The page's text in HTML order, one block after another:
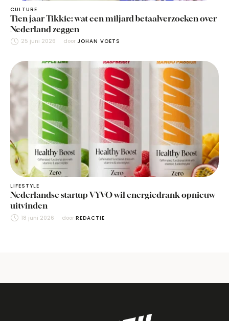
CULTURE
Tien jaar Tikkie: wat een miljard betaalverzoeken over
Nederland zeggen
25 juni 2026 door JOHAN VOETS
LIFESTYLE
Nederlandse startup VYVO wil energiedrank opnieuw
uitvinden
18 juni 2026 door REDACTIE